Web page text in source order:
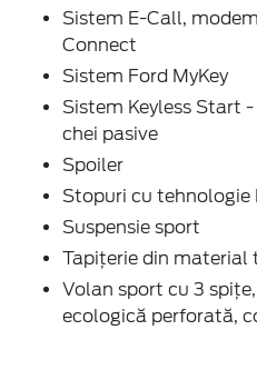
Sistem E-Call,
Connect
Sistem Ford MyKey
Sistem Keyless Start
chei pasive
Spoiler
Stopuri cu tehnologie
Suspensie sport
Tapițerie din material
Volan sport cu 3
ecologică perforată,